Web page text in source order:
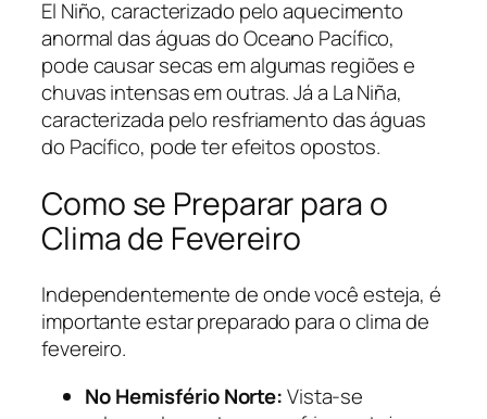
El Niño, caracterizado pelo aquecimento
anormal das águas do Oceano Pacífico,
pode causar secas em algumas regiões e
chuvas intensas em outras. Já a La Niña,
caracterizada pelo resfriamento das águas
do Pacífico, pode ter efeitos opostos.
Como se Preparar para o
Clima de Fevereiro
Independentemente de onde você esteja, é
importante estar preparado para o clima de
fevereiro.
No Hemisfério Norte:Vista-se